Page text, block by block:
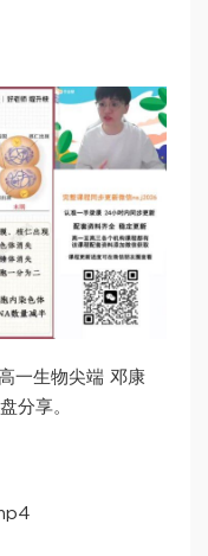
一生物尖端 邓康
分享。